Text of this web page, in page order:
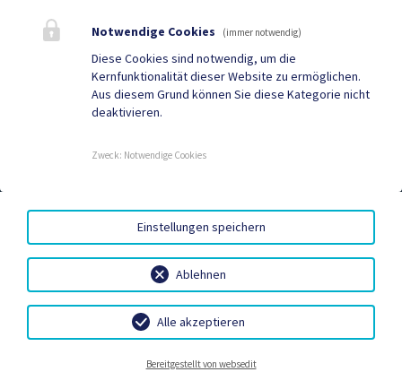
Geko digital Gemeinde-
Tourismus
Sport & Freizeit
Gemeindenachrichten
AMTSSIGNATUR BARRIEREFREIHEIT
SITEMAP|IMPRESSUM
Notwendige Cookies (immer notwendig)
Diese Cookies sind notwendig, um die
Kernfunktionalität dieser Website zu ermöglichen.
Aus diesem Grund können Sie diese Kategorie nicht
deaktivieren.
Zweck: Notwendige Cookies
Ablehnen
Einstellungen speichern
Alle akzeptieren
Bereitgestellt von websedit